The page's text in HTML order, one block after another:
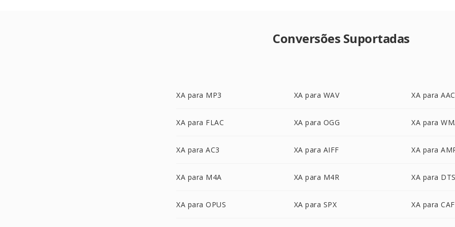
Conversões Suportadas
XA para MP3 XA para WAV XA para AAC
XA para FLAC XA para OGG XA para
XA para AC3 XA para AIFF XA para
XA para M4A XA para M4R XA para DTS
XA para OPUS XA para SPX XA para CAF